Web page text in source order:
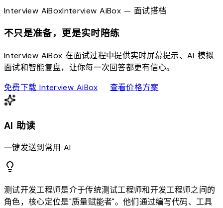
Interview AiBoxInterviewAiBox— 面试搭档
不只是准备，更是实时陪练
Interview AiBox 在面试过程中提供实时屏幕提示、AI 模拟
面试和智能复盘，让你每一次回答都更有信心。
免费下载 Interview AiBoxdownload查看价格方案sell
AI 助读
一键发送到常用 AI
测试开发工程师是介于传统测试工程师和开发工程师之间的
角色，核心定位是"质量赋能者"。他们通过编写代码、工具